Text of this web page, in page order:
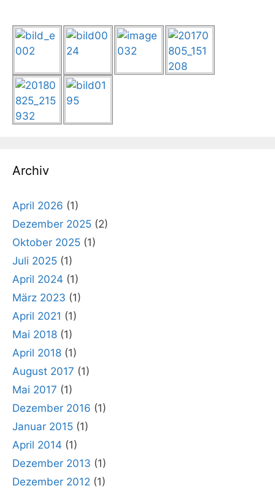
Archiv
April 2026 (1)
Dezember 2025 (2)
Oktober 2025 (1)
Juli 2025 (1)
April 2024 (1)
März 2023 (1)
April 2021 (1)
Mai 2018 (1)
April 2018 (1)
August 2017 (1)
Mai 2017 (1)
Dezember 2016 (1)
Januar 2015 (1)
April 2014 (1)
Dezember 2013 (1)
Dezember 2012 (1)